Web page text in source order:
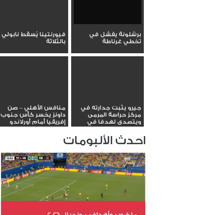
برشلونة يفشل في
تخطي غرناطة
فيورنتينا يُسقط نابولي
بالثلاثة
جيرو يثبت جدارته في
مركز حراسة المرمى
ويتصدى لهدفا في
منافس الأهلي – صن
داونز يخسر كأس جنوب
إفريقيا أمام أورلاندو
احدث الألبومات